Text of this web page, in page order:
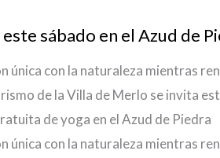
sábado en el Azud de
única con la naturaleza mientras
de la Villa de Merlo se invita
de yoga en el Azud de Piedra
única con la naturaleza mientras